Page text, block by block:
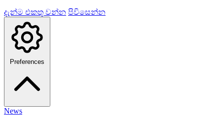
දැන්ම එකතු වන්න පිවිසෙන්න
Preferences
News